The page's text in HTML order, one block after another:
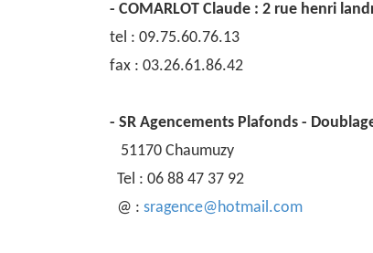
- COMARLOT Claude : 2 rue henri
tel : 09.75.60.76.13
fax : 03.26.61.86.42
- SR Agencements Plafonds -
51170 Chaumuzy
Tel : 06 88 47 37 92
@ :sragence@hotmail.com